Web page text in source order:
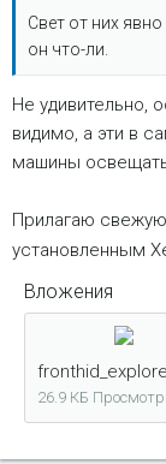
Свет от них
он что-ли.
Не удивительно,
видимо, а эти в
машины
Прилагаю
установленным
Вложения
26.9 КБ